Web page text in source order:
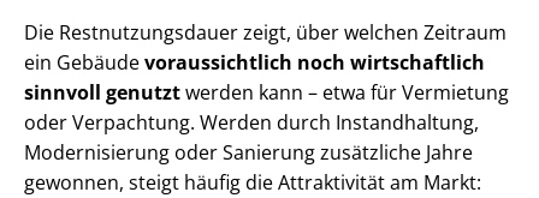
Die Rest­nut­zungs­dau­er zeigt, über welchen Zeitraum
ein Gebäudevoraussichtlich noch wirtschaftlich
sinnvoll genutztwerden kann – etwa für Vermietung
oder Verpachtung. Werden durch Instandhaltung,
Modernisierung oder Sanierung zusätzliche Jahre
gewonnen, steigt häufig die Attraktivität am Markt: